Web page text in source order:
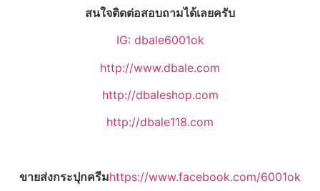
สนใจติดต่อสอบถามได้เลยครับ
IG: dbale6001ok
http://www.dbale.com
http://dbaleshop.com
http://dbale118.com
ขายส่งกระปุกครีมhttps://www.facebook.com/6001ok